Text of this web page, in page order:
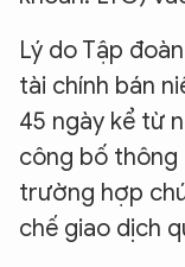
Lý do Tập
tài chính bán
45 ngày kể từ
công bố thông
trường hợp
chế giao dịch